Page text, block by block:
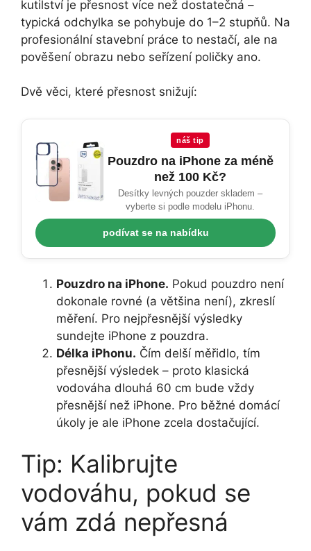
kutilství je přesnost více než dostatečná –
typická odchylka se pohybuje do 1–2 stupňů. Na
profesionální stavební práce to nestačí, ale na
pověšení obrazu nebo seřízení poličky ano.
Dvě věci, které přesnost snižují:
náš tip
Pouzdro na iPhone za méně
než 100 Kč?
Desítky levných pouzder skladem –
vyberte si podle modelu iPhonu.
podívat se na nabídku
Pouzdro na iPhone. Pokud pouzdro není
dokonale rovné (a většina není), zkreslí
měření. Pro nejpřesnější výsledky
sundejte iPhone z pouzdra.
Délka iPhonu. Čím delší měřidlo, tím
přesnější výsledek – proto klasická
vodováha dlouhá 60 cm bude vždy
přesnější než iPhone. Pro běžné domácí
úkoly je ale iPhone zcela dostačující.
Tip: Kalibrujte
vodováhu, pokud se
vám zdá nepřesná